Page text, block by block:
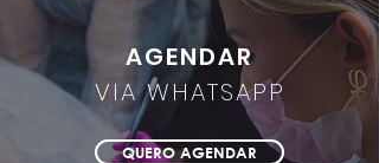
AGENDAR
VIA WHATSAPP
QUERO AGENDAR